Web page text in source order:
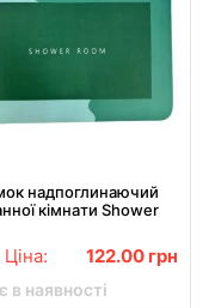
надпоглинаючий
кімнати Shower
Зелений
122.00 грн
в наявності